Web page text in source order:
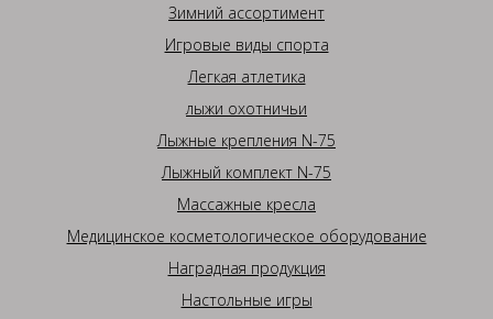
Зимний ассортимент
Игровые виды спорта
Легкая атлетика
лыжи охотничьи
Лыжные крепления N-75
Лыжный комплект N-75
Массажные кресла
Медицинское косметологическое оборудование
Наградная продукция
Настольные игры